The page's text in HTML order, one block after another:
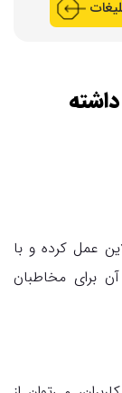
عمل کرده و با
برای مخاطبان